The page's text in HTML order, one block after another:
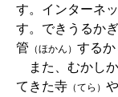
す。インターネ
す。できうるか
管 （ほかん） するか
また、むかし
てきた寺 （てら）